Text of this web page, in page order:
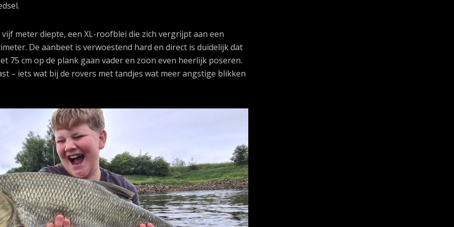
meter diepte, een XL-roofblei die zich vergrijpt aan een
De aanbeet is verwoestend hard en direct is duidelijk dat
75 cm op de plank gaan vader en zoon even heerlijk poseren.
– iets wat bij de rovers met tandjes wat meer angstige blikken